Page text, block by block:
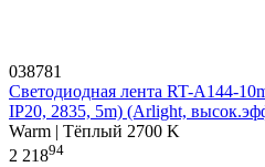
038781
Светодиодная лента RT-A144-
IP20, 2835, 5m) (Arlight,
Warm | Тёплый 2700 K
2 21894